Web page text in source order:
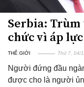
Serbia: Trùm
chức vì áp
THẾ GIỚI Thứ 7, 04/
Người đứng đầu
được cho là người